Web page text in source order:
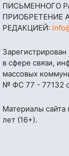
ПИСЬМЕННОГО
ПРИОБРЕТЕНИЕ
РЕДАКЦИЕЙ:
в сфере связи,
массовых
№ ФС 77 - 77132
Материалы сайта
лет (16+).